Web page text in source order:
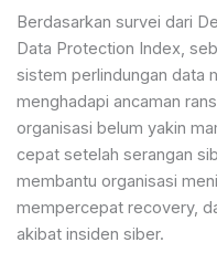
Berdasarkan survei dari
Data Protection Index,
sistem perlindungan data
menghadapi ancaman
organisasi belum yakin
cepat setelah serangan
membantu organisasi
mempercepat recovery,
akibat insiden siber.